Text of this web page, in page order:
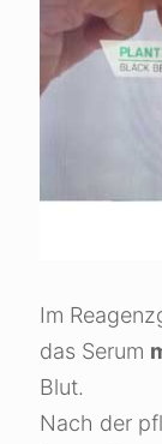
Im
das Serum
Blut.
Nach der